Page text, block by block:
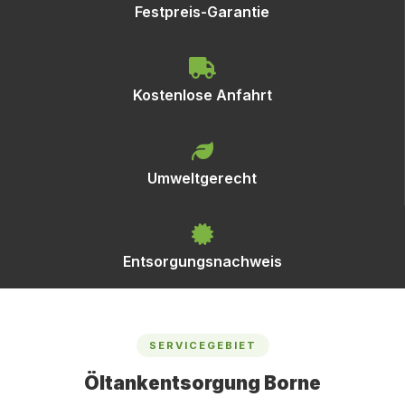
Festpreis-Garantie
Kostenlose Anfahrt
Umweltgerecht
Entsorgungsnachweis
SERVICEGEBIET
Öltankentsorgung Borne